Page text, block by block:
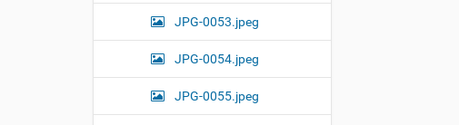
JPG-0053.jpeg
JPG-0054.jpeg
JPG-0055.jpeg